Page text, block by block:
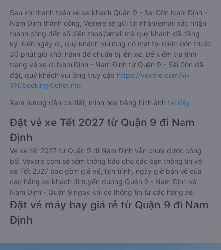
Sau khi thanh toán vé xe khách Quận 9 - Sài Gòn Nam Định -
Nam Định thành công, Vexere sẽ gửi tin nhắn/email xác nhận
thành công đến số điện thoại/email mà quý khách đã đăng
ký. Đến ngày đi, quý khách vui lòng có mặt tại điểm đón trước
30 phút giờ khởi hành để chuẩn bị lên xe. Để kiểm tra tình
trạng vé xe đi Nam Định - Nam Định từ Quận 9 - Sài Gòn đã
đặt, quý khách vui lòng truy cập https://vexere.com/vi-
VN/booking/ticketinfo
Xem hướng dẫn chi tiết, minh họa bằng hình ảnh tại đây.
Đặt vé xe Tết 2027 từ Quận 9 đi Nam
Định
Vé xe tết 2027 từ Quận 9 đi Nam Định vẫn chưa được công
bố. Vexere.com sẽ sớm thông báo cho các bạn thông tin vé
xe Tết 2027 bao gồm giá vé, lịch trình, ngày giờ bán vé của
các hãng xe khách đi tuyến đường Quận 9 - Nam Định và
Nam Định - Quận 9 ngay khi có thông tin từ các hãng xe.
Đặt vé máy bay giá rẻ từ Quận 9 đi Nam
Định